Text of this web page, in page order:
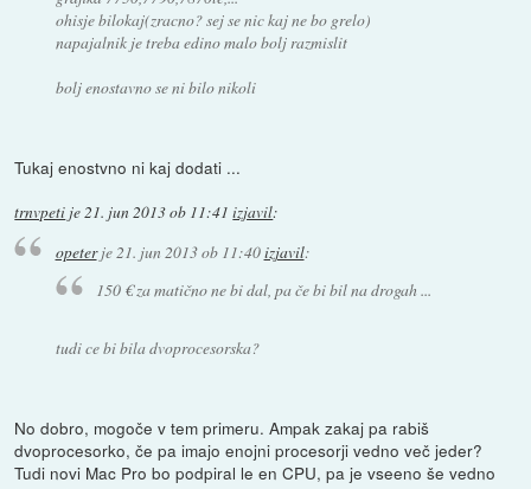
ohisje bilokaj(zracno? sej se nic kaj ne bo grelo)
napajalnik je treba edino malo bolj razmislit
bolj enostavno se ni bilo nikoli
Tukaj enostvno ni kaj dodati ...
trnvpeti je21. jun 2013 ob 11:41 izjavil:
opeterje 21. jun 2013 ob 11:40izjavil:
150 € za matično ne bi dal, pa če bi bil na drogah ...
tudi ce bi bila dvoprocesorska?
No dobro, mogoče v tem primeru. Ampak zakaj pa rabiš
dvoprocesorko, če pa imajo enojni procesorji vedno več jeder?
Tudi novi Mac Pro bo podpiral le en CPU, pa je vseeno še vedno